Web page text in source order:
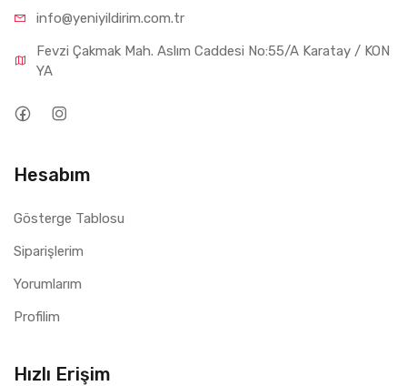
info@yeniyildirim.com.tr
Fevzi Çakmak Mah. Aslım Caddesi No:55/A Karatay / KON
YA
Hesabım
Gösterge Tablosu
Siparişlerim
Yorumlarım
Profilim
Hızlı Erişim